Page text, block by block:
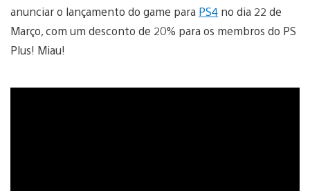
anunciar o lançamento do game para PS4 no dia 22 de
Março, com um desconto de 20% para os membros do PS
Plus! Miau!